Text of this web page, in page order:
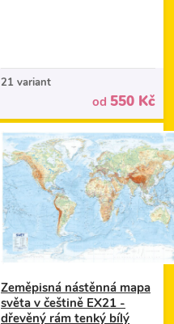
21 variant
od 550 Kč
Zeměpisná nástěnná mapa
světa v češtině EX21 -
dřevěný rám tenký bílý